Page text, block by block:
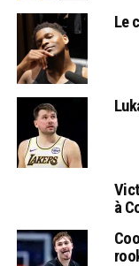
Le
à